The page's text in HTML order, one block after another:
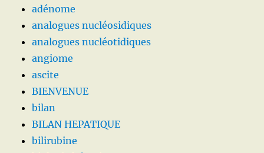
adénome
analogues nucléosidiques
analogues nucléotidiques
angiome
ascite
BIENVENUE
bilan
BILAN HEPATIQUE
bilirubine